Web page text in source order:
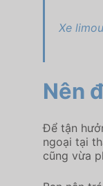
Xe
Nên
Để tận
ngoại tại
cũng vừa